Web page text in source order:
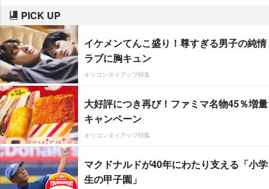
PICK UP
イケメンてんこ盛り！尊すぎる男子の純情
ラブに胸キュン
オリコンタイアップ特集
大好評につき再び！ファミマ名物45％増量
キャンペーン
オリコンタイアップ特集
マクドナルドが40年にわたり支える「小学
生の甲子園」